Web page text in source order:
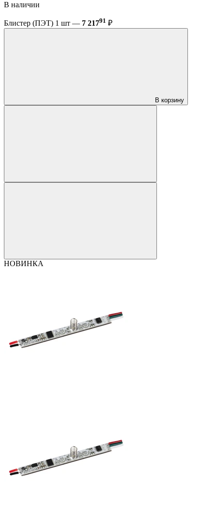
В наличии
Блистер (ПЭТ) 1 шт — 7 21791 ₽
В корзину
НОВИНКА